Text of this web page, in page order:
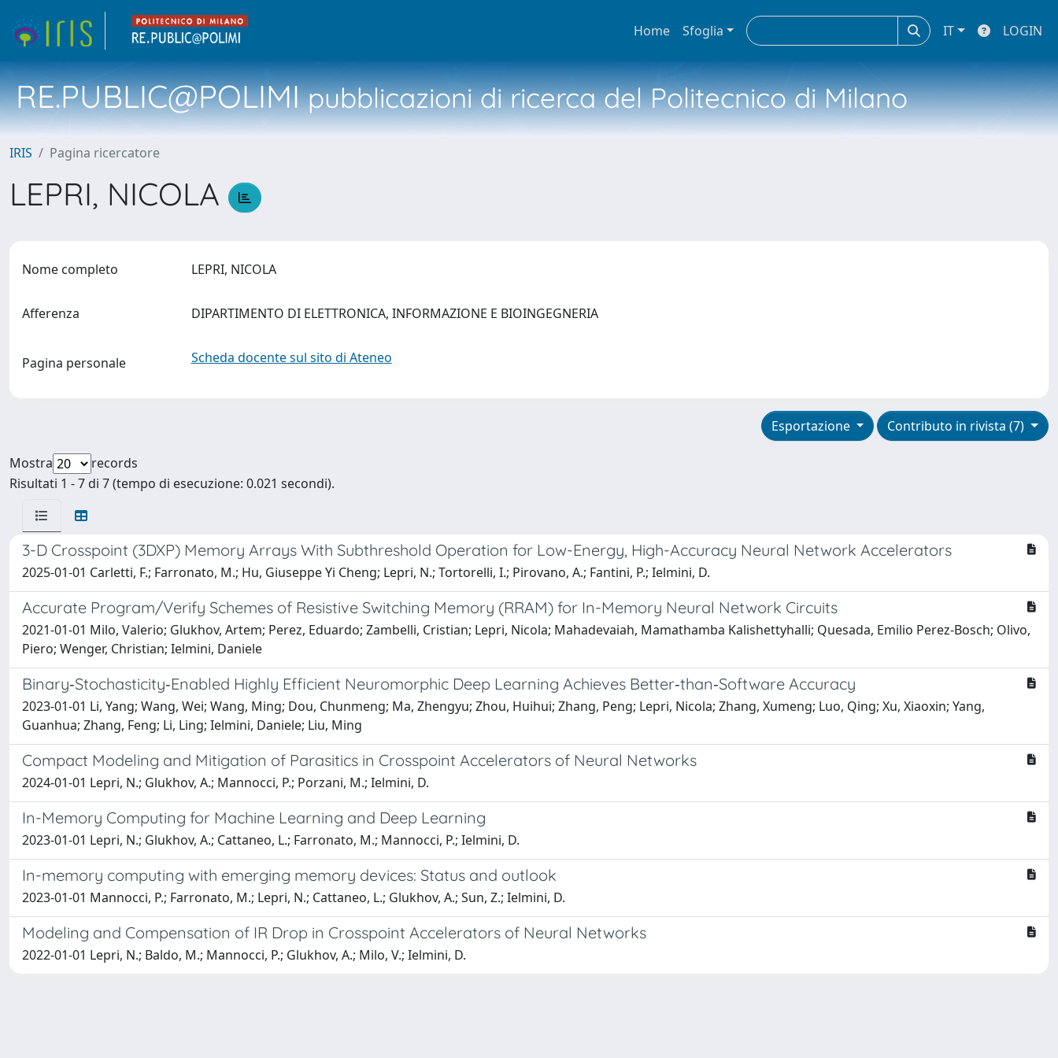
Home Sfoglia IT LOGIN
RE.PUBLIC@POLIMIpubblicazioni di ricerca del Politecnico di Milano
IRIS Pagina ricercatore
LEPRI, NICOLA
Nome completo LEPRI, NICOLA
Afferenza DIPARTIMENTO DI ELETTRONICA, INFORMAZIONE E BIOINGEGNERIA
Pagina personale Scheda docente sul sito di Ateneo
Contributo in rivista (7)
Esportazione
Mostra
records
Risultati 1 - 7 di 7 (tempo di esecuzione: 0.021 secondi).
3-D Crosspoint (3DXP) Memory Arrays With Subthreshold Operation for Low-Energy, High-Accuracy Neural Network Accelerators
2025-01-01 Carletti, F.; Farronato, M.; Hu, Giuseppe Yi Cheng; Lepri, N.; Tortorelli, I.; Pirovano, A.; Fantini, P.; Ielmini, D.
Accurate Program/Verify Schemes of Resistive Switching Memory (RRAM) for In-Memory Neural Network Circuits
2021-01-01 Milo, Valerio; Glukhov, Artem; Perez, Eduardo; Zambelli, Cristian; Lepri, Nicola; Mahadevaiah, Mamathamba Kalishettyhalli; Quesada, Emilio Perez-Bosch; Olivo,
Piero; Wenger, Christian; Ielmini, Daniele
Binary‐Stochasticity‐Enabled Highly Efficient Neuromorphic Deep Learning Achieves Better‐than‐Software Accuracy
2023-01-01 Li, Yang; Wang, Wei; Wang, Ming; Dou, Chunmeng; Ma, Zhengyu; Zhou, Huihui; Zhang, Peng; Lepri, Nicola; Zhang, Xumeng; Luo, Qing; Xu, Xiaoxin; Yang,
Guanhua; Zhang, Feng; Li, Ling; Ielmini, Daniele; Liu, Ming
Compact Modeling and Mitigation of Parasitics in Crosspoint Accelerators of Neural Networks
2024-01-01 Lepri, N.; Glukhov, A.; Mannocci, P.; Porzani, M.; Ielmini, D.
In-Memory Computing for Machine Learning and Deep Learning
2023-01-01 Lepri, N.; Glukhov, A.; Cattaneo, L.; Farronato, M.; Mannocci, P.; Ielmini, D.
In-memory computing with emerging memory devices: Status and outlook
2023-01-01 Mannocci, P.; Farronato, M.; Lepri, N.; Cattaneo, L.; Glukhov, A.; Sun, Z.; Ielmini, D.
Modeling and Compensation of IR Drop in Crosspoint Accelerators of Neural Networks
2022-01-01 Lepri, N.; Baldo, M.; Mannocci, P.; Glukhov, A.; Milo, V.; Ielmini, D.